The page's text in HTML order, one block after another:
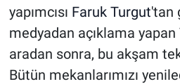
yapımcısı Faruk Turgut'tan
medyadan açıklama
aradan sonra, bu akşam
Bütün mekanlarımızı